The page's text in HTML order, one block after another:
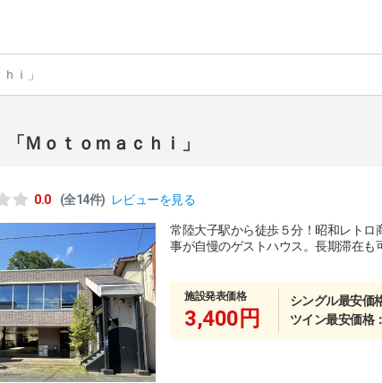
ｉ」
Ｍｏｔｏｍａｃｈｉ」
0.0 (全14件) レビューを見る
常陸大子駅から徒歩５分！昭和レトロ
事が自慢のゲストハウス。長期滞在も
施設発表価格
3,400円
シングル最安価
ツイン最安価格